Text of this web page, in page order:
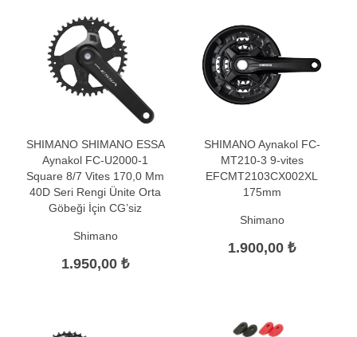
SHIMANO SHIMANO ESSA
Aynakol FC-U2000-1
Square 8/7 Vites 170,0 Mm
40D Seri Rengi Ünite Orta
Göbeği İçin CG’siz
Shimano
1.950,00 ₺
SHIMANO Aynakol FC-
MT210-3 9-vites
EFCMT2103CX002XL
175mm
Shimano
1.900,00 ₺